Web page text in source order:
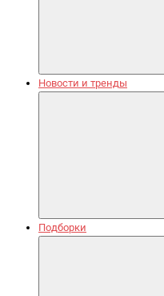
Новости и тренды
Подборки